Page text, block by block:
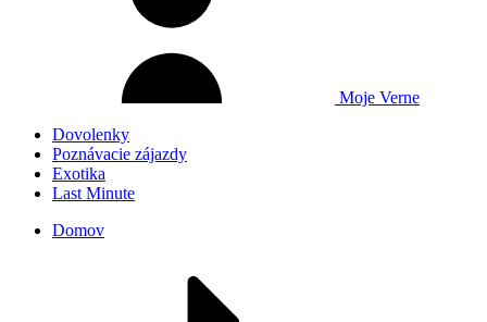
Moje Verne
Dovolenky
Poznávacie zájazdy
Exotika
Last Minute
Domov